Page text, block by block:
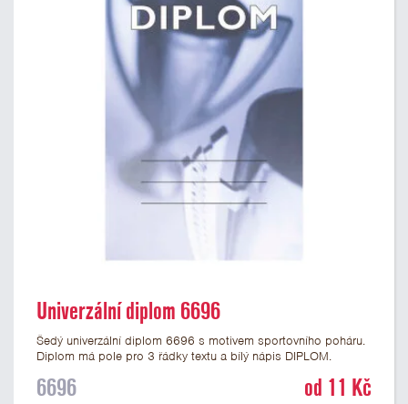
Univerzální diplom 6696
Šedý univerzální diplom 6696 s motivem sportovního poháru.
Diplom má pole pro 3 řádky textu a bílý nápis DIPLOM.
univerzální diplom je vhodný pro většinu soutěží, ke kterým by
6696 od 11 Kč